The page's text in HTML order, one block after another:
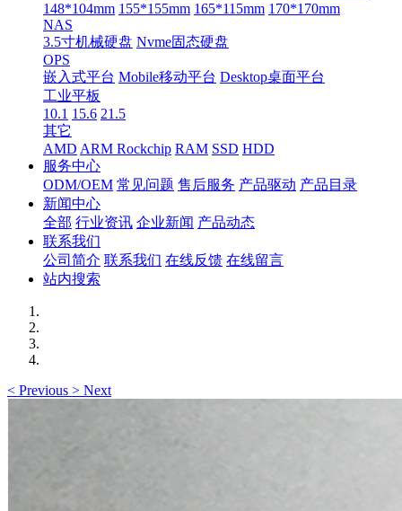
148*104mm 155*155mm 165*115mm 170*170mm
NAS
3.5寸机械硬盘 Nvme固态硬盘
OPS
嵌入式平台 Mobile移动平台 Desktop桌面平台
工业平板
10.1 15.6 21.5
其它
AMD ARM Rockchip RAM SSD HDD
服务中心
ODM/OEM 常见问题 售后服务 产品驱动 产品目录
新闻中心
全部 行业资讯 企业新闻 产品动态
联系我们
公司简介 联系我们 在线反馈 在线留言
站内搜索
< Previous > Next